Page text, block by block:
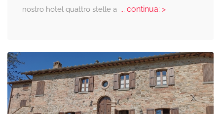
nostro hotel quattro stelle a... continua: >